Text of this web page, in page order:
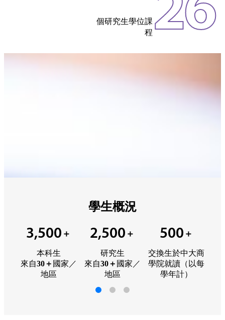
26
個研究生學位課
程
學生概況
3,500 ＋
本科生
來自30＋ 國家／
地區
2,500 ＋
研究生
來自30＋ 國家／
地區
500 ＋
交換生於中大商
學院就讀（以每
學年計）